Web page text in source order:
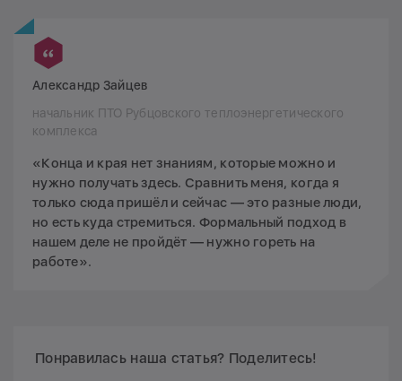
Александр Зайцев
начальник ПТО Рубцовского теплоэнергетического
комплекса
«Конца и края нет знаниям, которые можно и
нужно получать здесь. Сравнить меня, когда я
только сюда пришёл и сейчас — это разные люди,
но есть куда стремиться. Формальный подход в
нашем деле не пройдёт — нужно гореть на
работе».
Понравилась наша статья? Поделитесь!